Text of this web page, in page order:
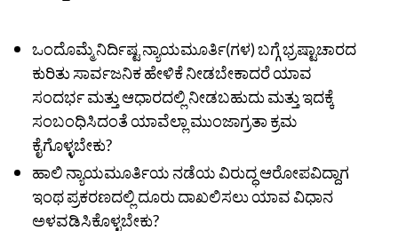
ಒಂದೊಮ್ಮೆ ನಿರ್ದಿಷ್ಟ ನ್ಯಾಯಮೂರ್ತಿ(ಗಳ) ಬಗ್ಗೆ ಭ್ರಷ್ಟಾಚಾರದ
ಕುರಿತು ಸಾರ್ವಜನಿಕ ಹೇಳಿಕೆ ನೀಡಬೇಕಾದರೆ ಯಾವ
ಸಂದರ್ಭ ಮತ್ತು ಆಧಾರದಲ್ಲಿ ನೀಡಬಹುದು ಮತ್ತು ಇದಕ್ಕೆ
ಸಂಬಂಧಿಸಿದಂತೆ ಯಾವೆಲ್ಲಾ ಮುಂಜಾಗ್ರತಾ ಕ್ರಮ
ಕೈಗೊಳ್ಳಬೇಕು?
ಹಾಲಿ ನ್ಯಾಯಮೂರ್ತಿಯ ನಡೆಯ ವಿರುದ್ಧ ಆರೋಪವಿದ್ದಾಗ
ಇಂಥ ಪ್ರಕರಣದಲ್ಲಿ ದೂರು ದಾಖಲಿಸಲು ಯಾವ ವಿಧಾನ
ಅಳವಡಿಸಿಕೊಳ್ಳಬೇಕು?